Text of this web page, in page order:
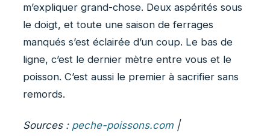
m’expliquer grand-chose. Deux aspérités sous
le doigt, et toute une saison de ferrages
manqués s’est éclairée d’un coup. Le bas de
ligne, c’est le dernier mètre entre vous et le
poisson. C’est aussi le premier à sacrifier sans
remords.
Sources : peche-poissons.com |